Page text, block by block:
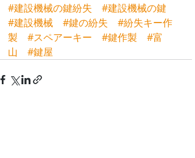
#建設機械の鍵紛失
#建設機械の鍵
#建設機械
#鍵の紛失
#紛失キー作
製
#スペアーキー #鍵作製
#富
山
#鍵屋